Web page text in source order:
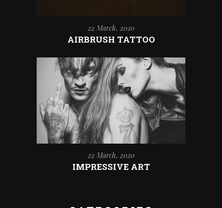
22 March, 2020
AIRBRUSH TATTOO
22 March, 2020
IMPRESSIVE ART